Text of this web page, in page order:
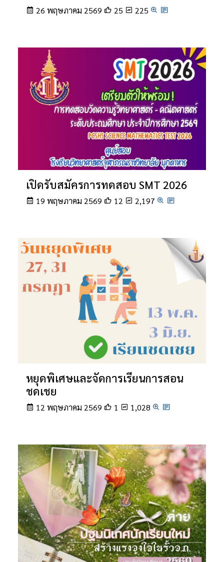
26 พฤษภาคม 2569 25 225
เปิดรับสมัครการทดสอบ SMT 2026
19 พฤษภาคม 2569 12 2,197
หยุดพิเศษและจัดการเรียนการสอน
ชดเชย
12 พฤษภาคม 2569 1 1,028